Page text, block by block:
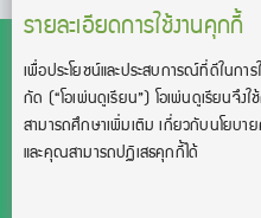
รายละเอียดการใช้งานคุกกี้
เพื่อประโยชน์และประสบการณ์ที่ดีในกา
กัด (“โอเพ่นดูเรียน”)โอเพ่นดูเรียนจึ
สามารถศึกษาเพิ่มเติม เกี่ยวกับนโยบา
และคุณสามารถปฏิเสธคุกกี้ได้
สงวนลิขสิทธิ์โดย บริษัท โอเพ่น
TOEIC® and TOEFL® are